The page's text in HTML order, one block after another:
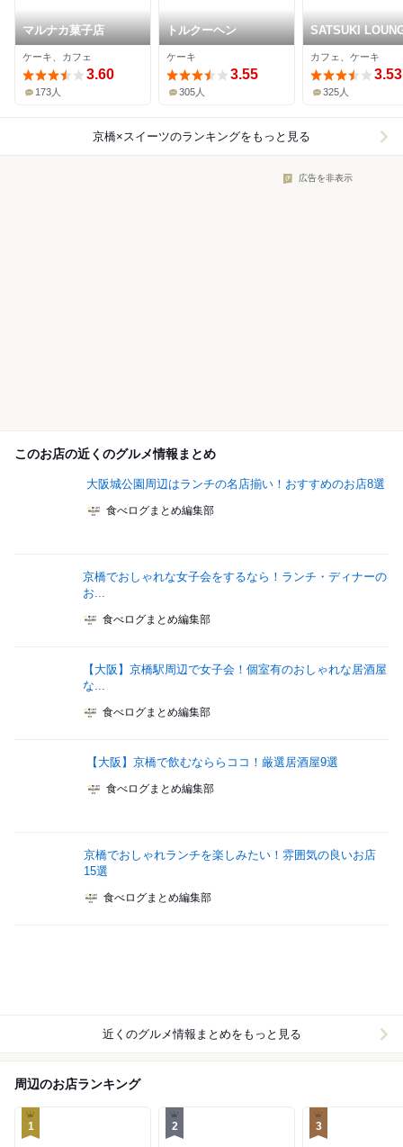
マルナカ菓子店
ケーキ、カフェ
3.60
173人
トルクーヘン
ケーキ
3.55
305人
SATSUKI
カフェ、ケーキ
3.53
325人
京橋×スイーツのランキングをもっと見る
広告を非表示
このお店の近くのグルメ情報まとめ
大阪城公園周辺はランチの名店揃い！おすすめのお店8選
食べログまとめ編集部
京橋でおしゃれな女子会をするなら！ランチ・ディナーの
お...
食べログまとめ編集部
【大阪】京橋駅周辺で女子会！個室有のおしゃれな居酒屋
な...
食べログまとめ編集部
【大阪】京橋で飲むなららココ！厳選居酒屋9選
食べログまとめ編集部
京橋でおしゃれランチを楽しみたい！雰囲気の良いお店
15選
食べログまとめ編集部
近くのグルメ情報まとめをもっと見る
周辺のお店ランキング
1 2 3